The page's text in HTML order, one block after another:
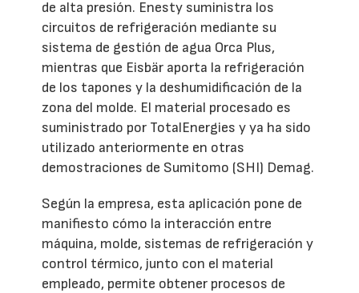
de alta presión. Enesty suministra los
circuitos de refrigeración mediante su
sistema de gestión de agua Orca Plus,
mientras que Eisbär aporta la refrigeración
de los tapones y la deshumidificación de la
zona del molde. El material procesado es
suministrado por TotalEnergies y ya ha sido
utilizado anteriormente en otras
demostraciones de Sumitomo (SHI) Demag.
Según la empresa, esta aplicación pone de
manifiesto cómo la interacción entre
máquina, molde, sistemas de refrigeración y
control térmico, junto con el material
empleado, permite obtener procesos de